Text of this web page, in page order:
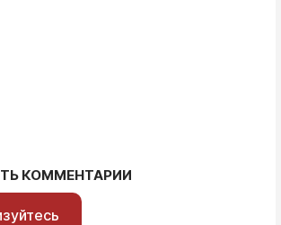
КОММЕНТАРИИ